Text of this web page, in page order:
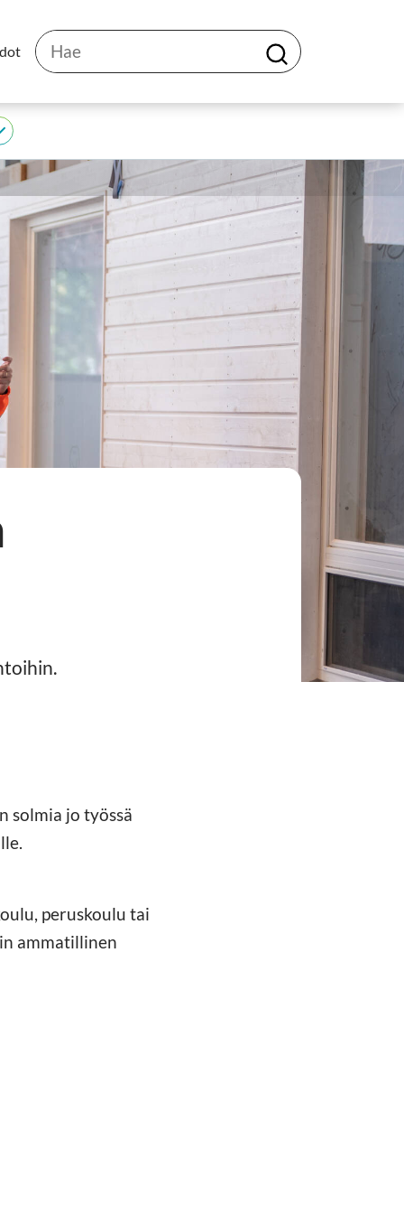
Hae
H
a
solmia jo työssä
peruskoulu tai
ammatillinen